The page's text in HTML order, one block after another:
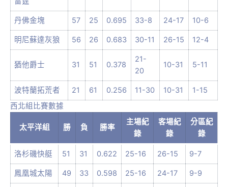
丹佛金塊 57 25 0.695 33-8 24-17 10-6
明尼蘇達灰狼 56 26 0.683 30-11 26-15 12-4
猶他爵士 31 51 0.378
21-
20
10-31 5-11
波特蘭拓荒者 21 61 0.256 11-30 10-31
1-15
西北組比賽數據
太平洋組 勝 負 勝率
主場紀
錄
客場紀
錄
分區紀
錄
洛杉磯快艇 51 31 0.622 25-16 26-15 9-7
鳳凰城太陽 49 33 0.598 25-16 24-17 9-9